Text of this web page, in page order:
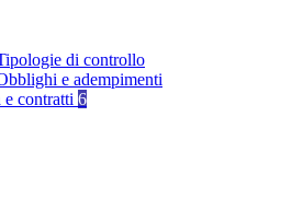
di controllo
e adempimenti
contratti 6